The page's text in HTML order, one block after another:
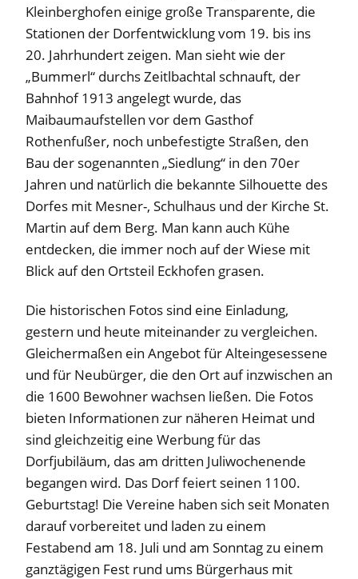
Kleinberghofen einige große Transparente, die
Stationen der Dorfentwicklung vom 19. bis ins
20. Jahrhundert zeigen. Man sieht wie der
„Bummerl“ durchs Zeitlbachtal schnauft, der
Bahnhof 1913 angelegt wurde, das
Maibaumaufstellen vor dem Gasthof
Rothenfußer, noch unbefestigte Straßen, den
Bau der sogenannten „Siedlung“ in den 70er
Jahren und natürlich die bekannte Silhouette des
Dorfes mit Mesner-, Schulhaus und der Kirche St.
Martin auf dem Berg. Man kann auch Kühe
entdecken, die immer noch auf der Wiese mit
Blick auf den Ortsteil Eckhofen grasen.
Die historischen Fotos sind eine Einladung,
gestern und heute miteinander zu vergleichen.
Gleichermaßen ein Angebot für Alteingesessene
und für Neubürger, die den Ort auf inzwischen an
die 1600 Bewohner wachsen ließen. Die Fotos
bieten Informationen zur näheren Heimat und
sind gleichzeitig eine Werbung für das
Dorfjubiläum, das am dritten Juliwochenende
begangen wird. Das Dorf feiert seinen 1100.
Geburtstag! Die Vereine haben sich seit Monaten
darauf vorbereitet und laden zu einem
Festabend am 18. Juli und am Sonntag zu einem
ganztägigen Fest rund ums Bürgerhaus mit